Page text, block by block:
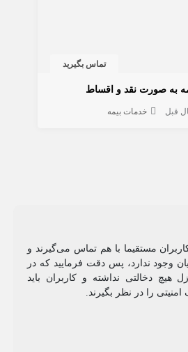
تماس بگیرید
به صورت نقد و اقساط
خدمات بیمه
مستقیما با هم تماس می‌گیرند و
وجود ندارد، پس دقت فرمایید که در
دخالتی نداشته و کاربران باید
را در نظر بگیرند.